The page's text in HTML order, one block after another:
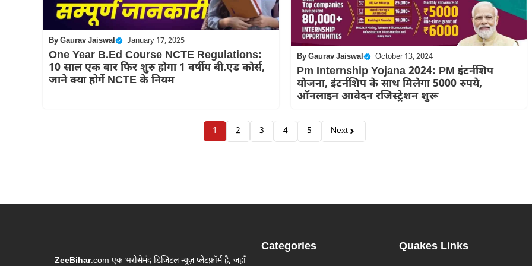
ByGaurav Jaiswal January 17, 2025
One Year B.Ed Course NCTE Regulations:
10 साल एक बार फिर शुुरु होगा 1 वर्षीय बी.एड कोर्स,
जाने क्या होगेंं NCTE के नियम
ByGaurav Jaiswal | October 13, 2024
Pm Internship Yojana 2024: PM इंटर्नशिप
योजना, इंटर्नशिप के साथ मिलेगा 5000 रुपये,
ऑनलाइन आवेदन रजिस्ट्रेशन शुरू
1 2 3 4 5 Next
ZeeBihar.com एक भरोसेमंद डिजिटल न्यूज़ प्लेटफ़ॉर्म है, जहाँ
Categories Quakes Links